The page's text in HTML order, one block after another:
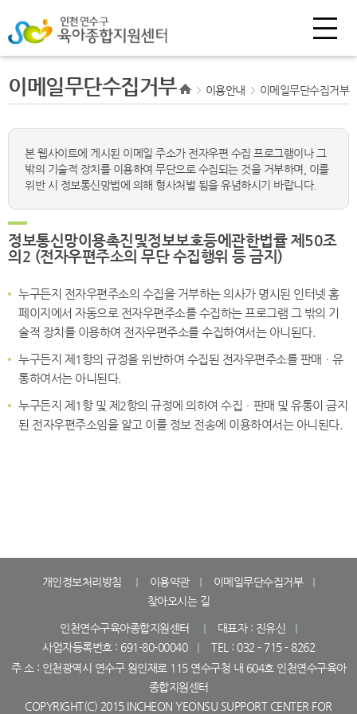
이메일무단수집거부 이용안내 이메일무단수집거부
본 웹사이트에 게시된 이메일 주소가 전자우편 수집 프로그램이나 그
밖의 기술적 장치를 이용하여 무단으로 수집되는 것을 거부하며, 이를
위반 시 정보통신망법에 의해 형사처벌 됨을 유념하시기 바랍니다.
정보통신망이용촉진및정보보호등에관한법률 제50조
의2 (전자우편주소의 무단 수집행위 등 금지)
누구든지 전자우편주소의 수집을 거부하는 의사가 명시된 인터넷 홈
페이지에서 자동으로 전자우편주소를 수집하는 프로그램 그 밖의 기
술적 장치를 이용하여 전자우편주소를 수집하여서는 아니된다.
누구든지 제1항의 규정을 위반하여 수집된 전자우편주소를 판매ㆍ유
통하여서는 아니된다.
누구든지 제1항 및 제2항의 규정에 의하여 수집ㆍ판매 및 유통이 금지
된 전자우편주소임을 알고 이를 정보 전송에 이용하여서는 아니된다.
개인정보처리방침 이용약관
이메일무단수집거부
찾아오시는 길
인천연수구육아종합지원센터
대표자 : 진유신
사업자등록번호 : 691-80-00040
TEL : 032 - 715 - 8262
주 소 : 인천광역시 연수구 원인재로 115 연수구청 내 604호 인천연수구육아
종합지원센터
COPYRIGHT(C) 2015 INCHEON YEONSU SUPPORT CENTER FOR